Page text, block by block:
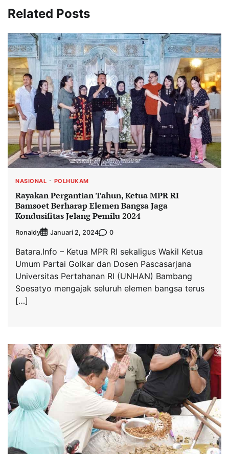
Related Posts
NASIONAL POLHUKAM
Rayakan Pergantian Tahun, Ketua MPR RI
Bamsoet Berharap Elemen Bangsa Jaga
Kondusifitas Jelang Pemilu 2024
Ronaldy Januari 2, 2024 0
Batara.Info – Ketua MPR RI sekaligus Wakil Ketua
Umum Partai Golkar dan Dosen Pascasarjana
Universitas Pertahanan RI (UNHAN) Bambang
Soesatyo mengajak seluruh elemen bangsa terus
[…]